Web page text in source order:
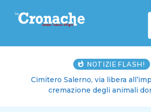
NOTIZIE FLASH!
Cimitero Salerno, via libera
cremazione degli animali